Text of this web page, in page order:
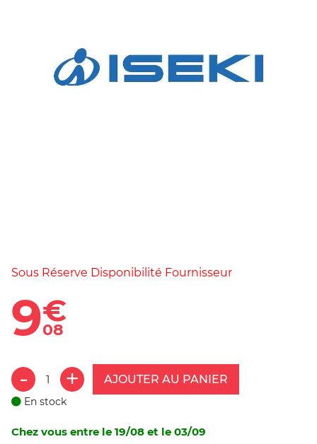
Sous Réserve Disponibilité Fournisseur
9€
08
AJOUTER AU PANIER
En stock
Chez vous entre le 19/08 et le 03/09